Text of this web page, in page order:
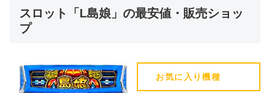
スロット「L島娘」の最安値・販売ショッ
プ
お気に入り機種